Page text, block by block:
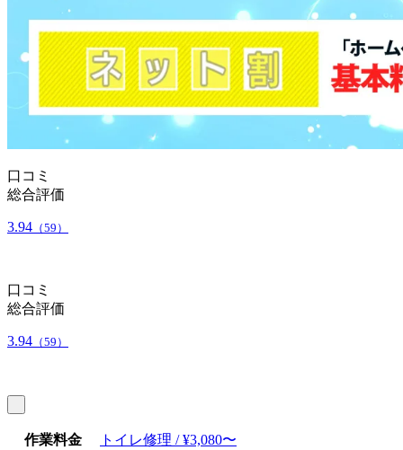
口コミ
総合評価
3.94 （59）
口コミ
総合評価
3.94 （59）
作業料金 トイレ修理 / ¥3,080〜